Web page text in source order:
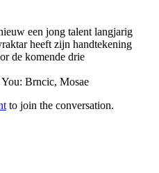
een jong talent langjarig
heeft zijn handtekening
de komende drie
Brncic, Mosae
to join the conversation.